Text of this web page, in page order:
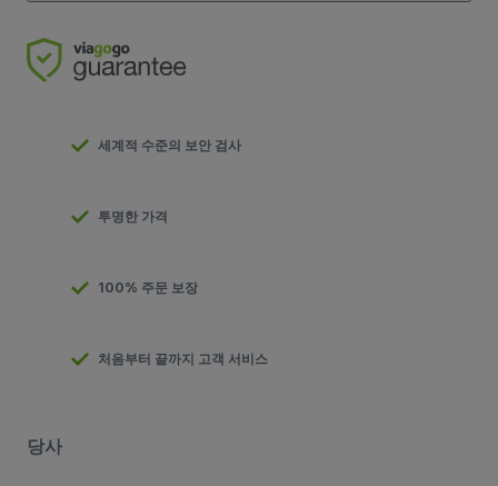
세계적 수준의 보안 검사
투명한 가격
100% 주문 보장
처음부터 끝까지 고객 서비스
당사